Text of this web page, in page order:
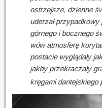
ostrzejsze, dzienne
uderzał przy­pad­kowy
górnego i bocznego
wów atmos­ferę
postacie wyglądały
jakby przekraczały
kręgami dantej­skiego